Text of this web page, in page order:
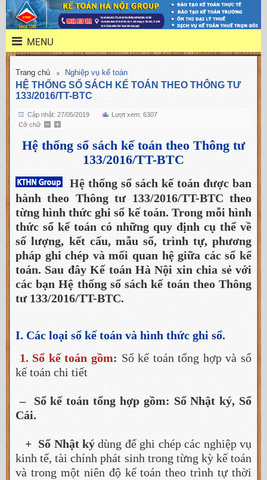
MENU
Trang chủ Nghiệp vụ kế toán
HỆ THỐNG SỔ SÁCH KẾ TOÁN THEO THÔNG TƯ
133/2016/TT-BTC
Cập nhật: 27/05/2019
Lượt xem: 6307
Cỡ chữ
Hệ thống sổ sách kế toán theo Thông tư
133/2016/TT-BTC
Hệ thống sổ sách kế toán được ban
hành theo Thông tư 133/2016/TT-BTC theo
từng hình thức ghi sổ kế toán. Trong mỗi hình
thức sổ kế toán có những quy định cụ thể về
số lượng, kết cấu, mẫu sổ, trình tự, phương
pháp ghi chép và mối quan hệ giữa các sổ kế
toán. Sau đây Kế toán Hà Nội xin chia sẻ với
các bạn Hệ thống sổ sách kế toán theo Thông
tư 133/2016/TT-BTC.
I. Các loại sổ kế toán và hình thức ghi sổ.
1. Sổ kế toán gồm: Sổ kế toán tổng hợp và sổ
kế toán chi tiết
– Sổ kế toán tổng hợp gồm: Sổ Nhật ký, Sổ
Cái.
+ Sổ Nhật ký dùng để ghi chép các nghiệp vụ
kinh tế, tài chính phát sinh trong từng kỳ kế toán
và trong một niên độ kế toán theo trình tự thời